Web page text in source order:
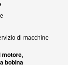
di macchine
motore,
bobina